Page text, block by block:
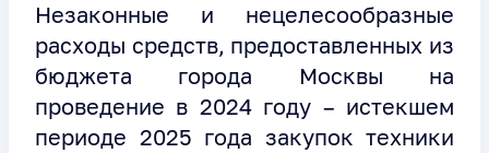
Незаконные и нецелесообразные
расходы средств, предоставленных из
бюджета города Москвы на
проведение в 2024 году – истекшем
периоде 2025 года закупок техники